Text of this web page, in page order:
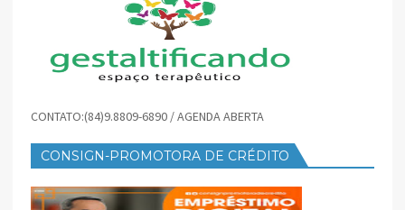
CONTATO:(84)9.8809-6890 / AGENDA ABERTA
CONSIGN-PROMOTORA DE CRÉDITO